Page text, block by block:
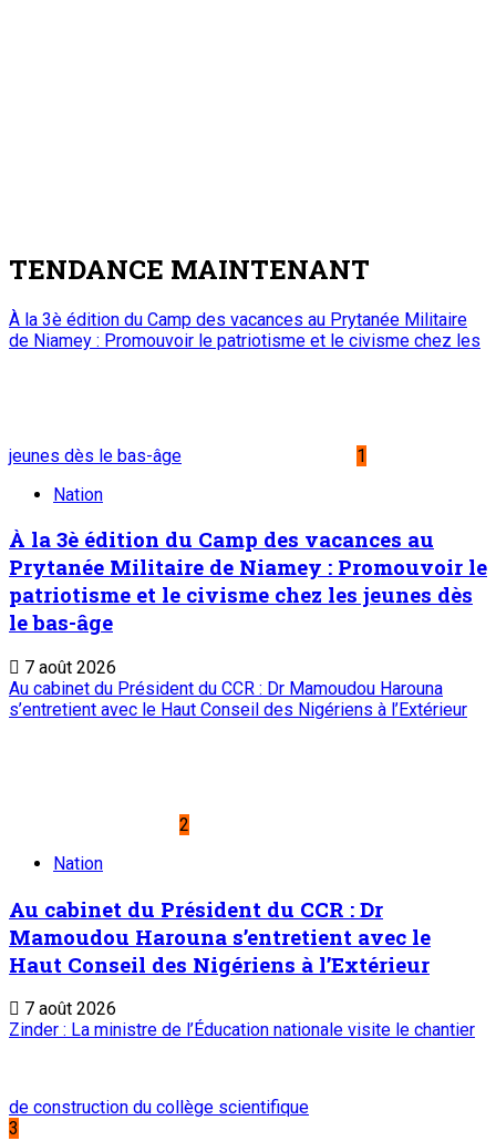
TENDANCE MAINTENANT
À la 3è édition du Camp des vacances au Prytanée Militaire
de Niamey : Promouvoir le patriotisme et le civisme chez les
jeunes dès le bas-âge
1
Nation
À la 3è édition du Camp des vacances au
Prytanée Militaire de Niamey : Promouvoir le
patriotisme et le civisme chez les jeunes dès
le bas-âge
7 août 2026
Au cabinet du Président du CCR : Dr Mamoudou Harouna
s’entretient avec le Haut Conseil des Nigériens à l’Extérieur
2
Nation
Au cabinet du Président du CCR : Dr
Mamoudou Harouna s’entretient avec le
Haut Conseil des Nigériens à l’Extérieur
7 août 2026
Zinder : La ministre de l’Éducation nationale visite le chantier
de construction du collège scientifique
3